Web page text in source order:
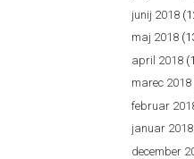
junij 2018
maj 2018
april 2018
marec 2018
februar
januar 2018
december